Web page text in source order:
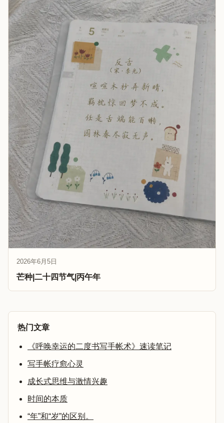
2026年6月5日
芒种|二十四节气|丙午年
热门文章
《呼唤幸运的二度书写手帐术》速读笔记
写手帐疗愈心灵
成长式思维与激情兴趣
时间的本质
“年”和“岁”的区别。